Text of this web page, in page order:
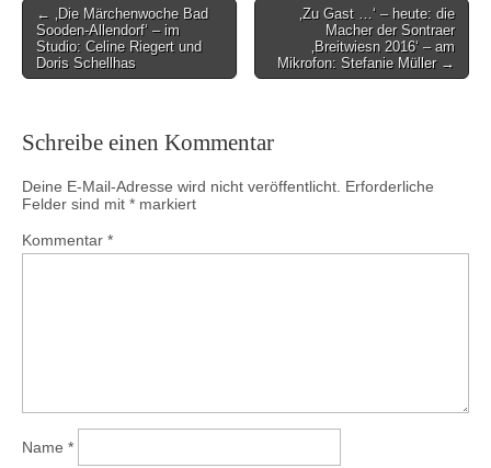
Post
navigation
← ‚Die Märchenwoche Bad
Sooden-Allendorf‘ – im
Studio: Celine Riegert und
Doris Schellhas
‚Zu Gast …‘ – heute: die
Macher der Sontraer
‚Breitwiesn 2016‘ – am
Mikrofon: Stefanie Müller →
Schreibe einen Kommentar
Deine E-Mail-Adresse wird nicht veröffentlicht. Erforderliche
Felder sind mit * markiert
Kommentar *
Name *